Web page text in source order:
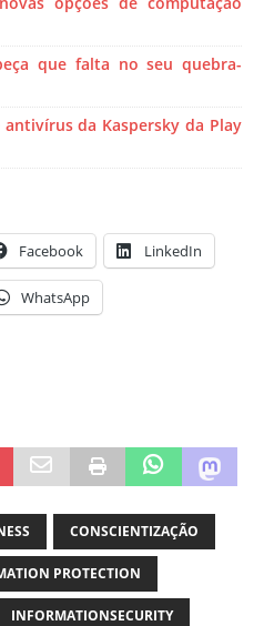
que falta no seu quebra-
da Kaspersky da Play
Facebook LinkedIn
WhatsApp
CONSCIENTIZAÇÃO
PROTECTION
INFORMATIONSECURITY